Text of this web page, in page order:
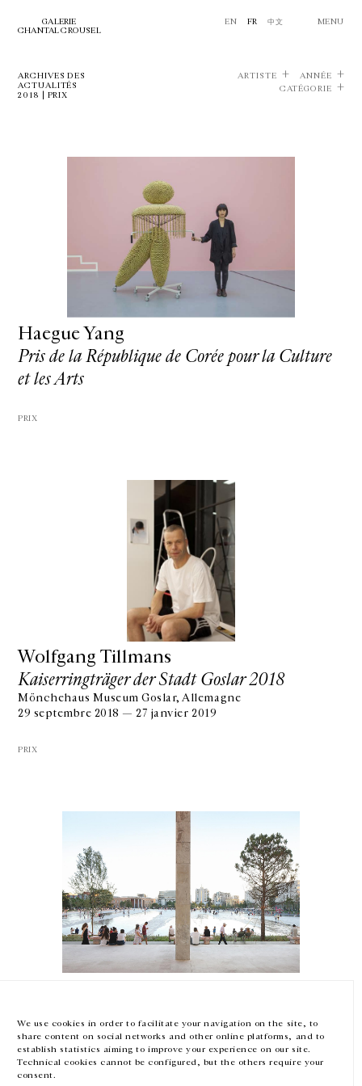
We use cookies in order to facilitate your navigation on the site, to
share content on social networks and other online platforms, and to
establish statistics aiming to improve your experience on our site.
Technical cookies cannot be configured, but the others require your
consent.
GALERIE
CHANTAL CROUSEL
EN FR 中文 MENU
ARCHIVES DES
ACTUALITÉS
2018 | PRIX
ARTISTE
ANNÉE
CATÉGORIE
Haegue Yang
Pris de la République de Corée pour la Culture
et les Arts
PRIX
Wolfgang Tillmans
Kaiserringträger der Stadt Goslar 2018
Mönchehaus Museum Goslar, Allemagne
29 septembre 2018 — 27 janvier 2019
PRIX
pour la rénovation de la place Skanderbeg, Tirana, Albanie
5 juillet — 5 septembre 2018
PRIX
10 RUE CHARLOT, 75003 PARIS
+33 1 42 77 38 87
GALERIE@CROUSEL.COM
HORAIRES D'OUVERTURE
DU MARDI AU VENDREDI
LE SAMEDI
EN FR 中文 Facebook Instagram
Inscrivez-vous à notre newsletter